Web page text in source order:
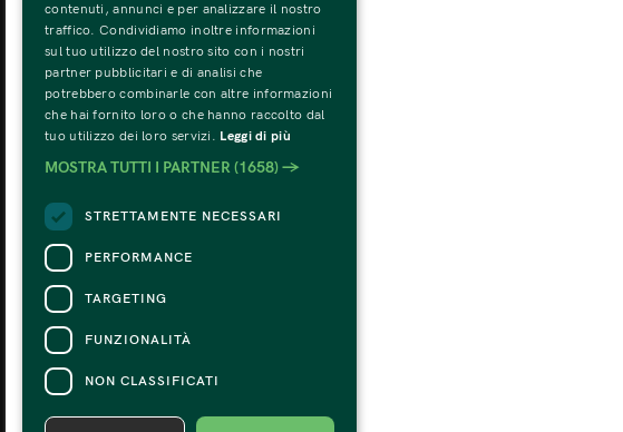
contenuti, annunci e per analizzare il nostro
traffico. Condividiamo inoltre informazioni
sul tuo utilizzo del nostro sito con i nostri
partner pubblicitari e di analisi che
potrebbero combinarle con altre informazioni
che hai fornito loro o che hanno raccolto dal
tuo utilizzo dei loro servizi. Leggi di più
MOSTRA TUTTI I PARTNER (1658) →
STRETTAMENTE NECESSARI
PERFORMANCE
TARGETING
FUNZIONALITÀ
NON CLASSIFICATI